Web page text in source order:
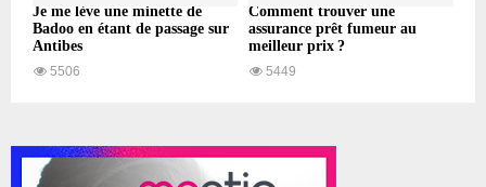
Je me lève une minette de
Badoo en étant de passage sur
Antibes
5506
Comment trouver une
assurance prêt fumeur au
meilleur prix ?
5449